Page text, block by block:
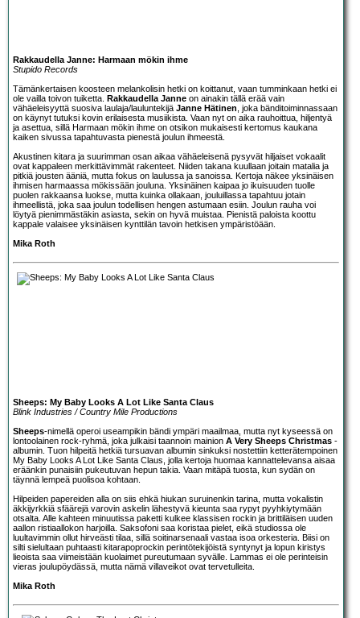
Rakkaudella Janne: Harmaan mökin ihme
Stupido Records
Tämänkertaisen koosteen melankolisin hetki on koittanut, vaan tumminkaan hetki ei
ole vailla toivon tuiketta. Rakkaudella Janne on ainakin tällä erää vain
vähäeleisyyttä suosiva laulaja/lauluntekijä Janne Hätinen , joka bänditoiminnassaan
on käynyt tutuksi kovin erilaisesta musiikista. Vaan nyt on aika rauhoittua, hiljentyä
ja asettua, sillä Harmaan mökin ihme on otsikon mukaisesti kertomus kaukana
kaiken sivussa tapahtuvasta pienestä joulun ihmeestä.
Akustinen kitara ja suurimman osan aikaa vähäeleisenä pysyvät hiljaiset vokaalit
ovat kappaleen merkittävimmät rakenteet. Niiden takana kuullaan joitain matalia ja
pitkiä jousten ääniä, mutta fokus on laulussa ja sanoissa. Kertoja näkee yksinäisen
ihmisen harmaassa mökissään jouluna. Yksinäinen kaipaa jo ikuisuuden tuolle
puolen rakkaansa luokse, mutta kuinka ollakaan, jouluillassa tapahtuu jotain
ihmeellistä, joka saa joulun todellisen hengen astumaan esiin. Joulun rauha voi
löytyä pienimmästäkin asiasta, sekin on hyvä muistaa. Pienistä paloista koottu
kappale valaisee yksinäisen kynttilän tavoin hetkisen ympäristöään.
Mika Roth
Sheeps: My Baby Looks A Lot Like Santa Claus
Blink Industries / Country Mile Productions
Sheeps-nimellä operoi useampikin bändi ympäri maailmaa, mutta nyt kyseessä on
lontoolainen rock-ryhmä, joka julkaisi taannoin mainion A Very Sheeps Christmas -
albumin. Tuon hilpeitä hetkiä tursuavan albumin sinkuksi nostettiin ketterätempoinen
My Baby Looks A Lot Like Santa Claus, jolla kertoja huomaa kannattelevansa aisaa
eräänkin punaisiin pukeutuvan hepun takia. Vaan mitäpä tuosta, kun sydän on
täynnä lempeä puolisoa kohtaan.
Hilpeiden papereiden alla on siis ehkä hiukan suruinenkin tarina, mutta vokalistin
äkkijyrkkiä sfäärejä varovin askelin lähestyvä kieunta saa rypyt pyyhkiytymään
otsalta. Alle kahteen minuutissa paketti kulkee klassisen rockin ja brittiläisen uuden
aallon ristiaallokon harjoilla. Saksofoni saa koristaa pielet, eikä studiossa ole
luultavimmin ollut hirveästi tilaa, sillä soitinarsenaali vastaa isoa orkesteria. Biisi on
silti sielultaan puhtaasti kitarapoprockin perintötekijöistä syntynyt ja lopun kiristys
lieoista saa viimeistään kuolaimet pureutumaan syvälle. Lammas ei ole perinteisin
vieras joulupöydässä, mutta nämä villaveikot ovat tervetulleita.
Mika Roth